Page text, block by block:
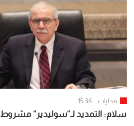
محليات 15:36
سلام: التمديد لـ"سوليدير" مشروط